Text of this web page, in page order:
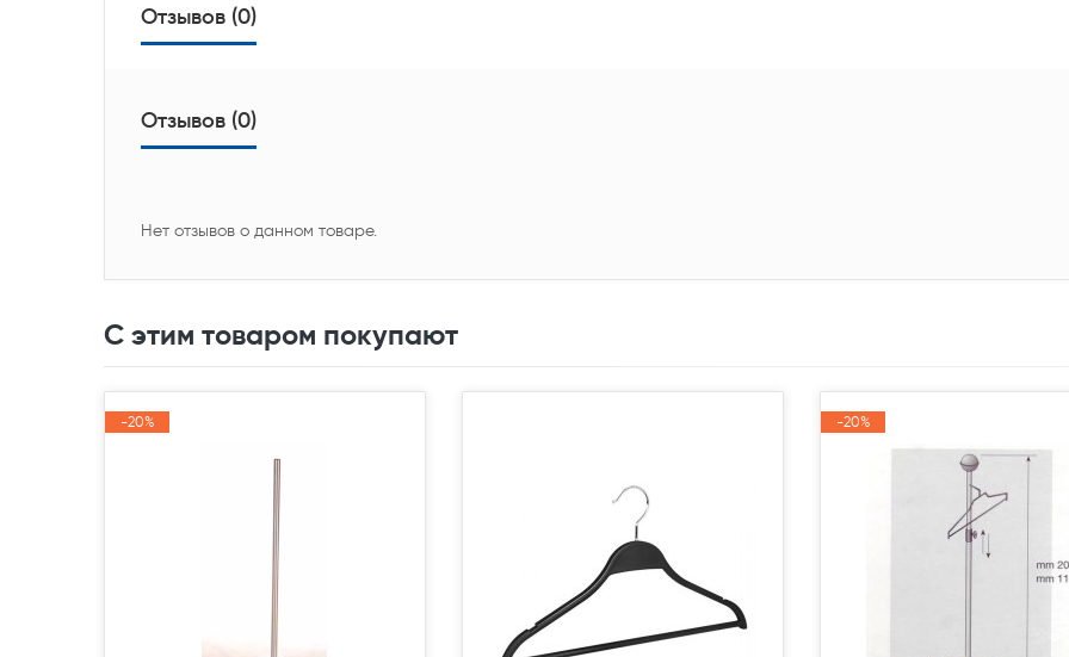
Отзывов (0)
Отзывов (0)
Нет отзывов о данном товаре.
С этим товаром покупают
-20%
-20% -20%
-20%